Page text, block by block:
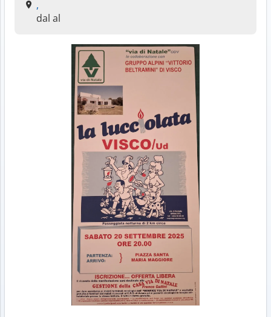
,
dal al